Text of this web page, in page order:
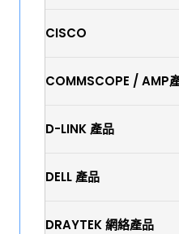
CISCO
COMMSCOPE / AMP
D-LINK 產品
DELL 產品
DRAYTEK 網絡產品